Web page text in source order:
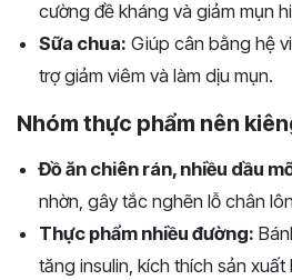
cường đề kháng và giảm mụn
Sữa chua: Giúp cân bằng hệ
trợ giảm viêm và làm dịu mụn.
Nhóm thực phẩm nên
Đồ ăn chiên rán, nhiều dầu
nhờn, gây tắc nghẽn lỗ chân
Thực phẩm nhiều đường:
tăng insulin, kích thích sản xuất